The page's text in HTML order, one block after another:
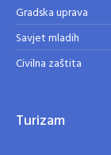
Gradska uprava
Savjet mladih
Civilna zaštita
Turizam